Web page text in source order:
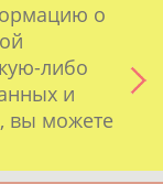
о
либо
и
вы можете